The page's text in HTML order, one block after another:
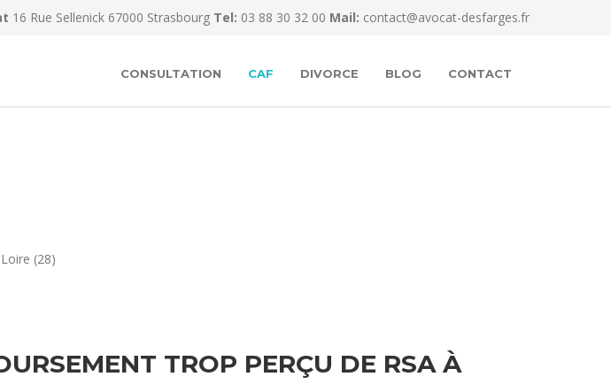
16 Rue Sellenick 67000 Strasbourg Tel: 03 88 30 32 00 Mail: contact@avocat-desfarges.fr
CONSULTATION CAF DIVORCE BLOG CONTACT
(28)
TROP PERÇU DE RSA À